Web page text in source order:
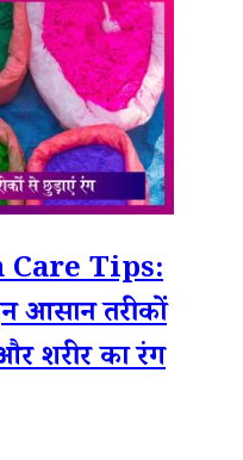
Tips:
आसान तरीकों
शरीर का रंग